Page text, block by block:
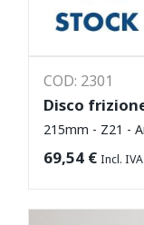
COD: 2301
Disco
215mm - Z21 -
69,54 € Incl.